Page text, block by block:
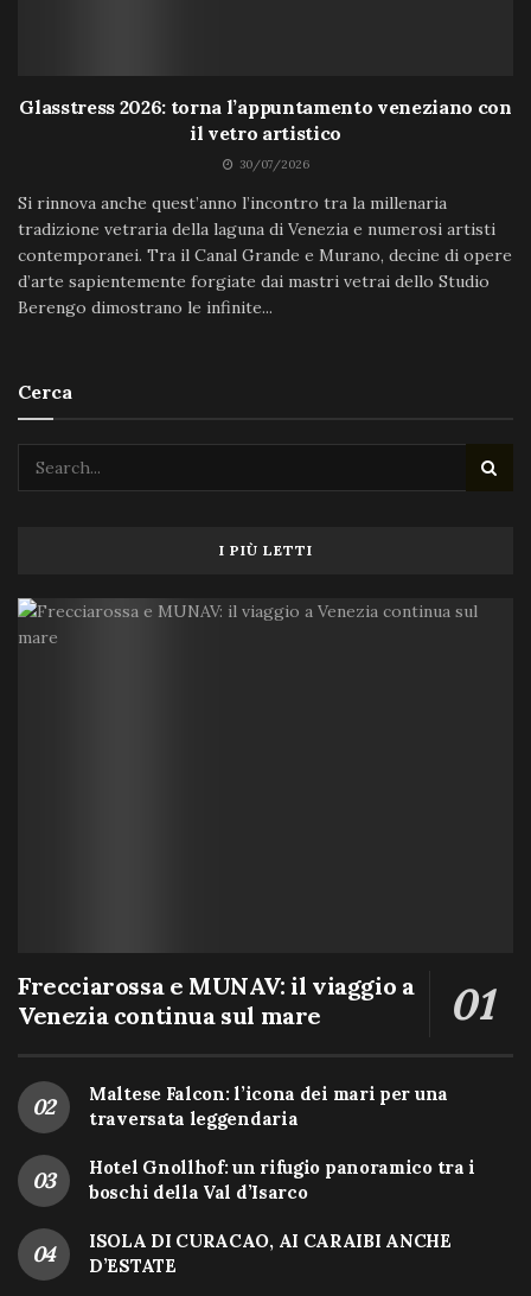
Glasstress 2026: torna l’appuntamento veneziano con
il vetro artistico
30/07/2026
Si rinnova anche quest’anno l’incontro tra la millenaria
tradizione vetraria della laguna di Venezia e numerosi artisti
contemporanei. Tra il Canal Grande e Murano, decine di opere
d’arte sapientemente forgiate dai mastri vetrai dello Studio
Berengo dimostrano le infinite...
Cerca
I PIÙ LETTI
Frecciarossa e MUNAV: il viaggio a
Venezia continua sul mare
Maltese Falcon: l’icona dei mari per una
traversata leggendaria
Hotel Gnollhof: un rifugio panoramico tra i
boschi della Val d’Isarco
ISOLA DI CURACAO, AI CARAIBI ANCHE
D’ESTATE